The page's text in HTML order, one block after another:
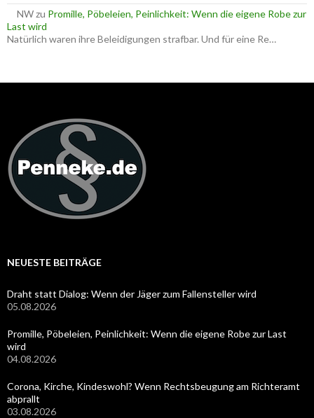
NWzu Promille, Pöbeleien, Peinlichkeit: Wenn die eigene Robe zur
Last wird
Natürlich waren ihre Beleidigungen strafbar. Und für eine Re…
NEUESTE BEITRÄGE
Draht statt Dialog: Wenn der Jäger zum Fallensteller wird
05.08.2026
Promille, Pöbeleien, Peinlichkeit: Wenn die eigene Robe zur Last
wird
04.08.2026
Corona, Kirche, Kindeswohl? Wenn Rechtsbeugung am Richteramt
abprallt
03.08.2026